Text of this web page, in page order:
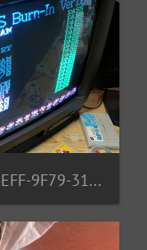
BD380FF0-3CD2-4EFF-9F79-31BE7C9AB4D1